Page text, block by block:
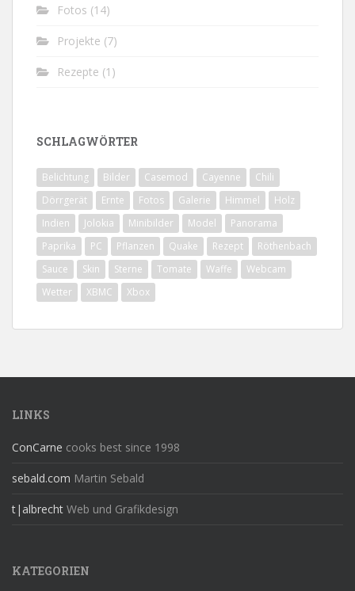
Fotos (14)
Projekte (7)
Rezepte (1)
SCHLAGWÖRTER
Belichtung Bilder Casemod Cayenne
Chili
Dörrgerät
Ernte Fotos Galerie Himmel
Holz
Indien
Jolokia Minibilder Model
Panorama
Paprika
PC Pflanzen Quake Rezept
Röthenbach
Sauce
Skin Sterne Tomate Waffe
Webcam
Wetter
XBMC Xbox
LINKS
ConCarne cooks best since 1998
sebald.com Martin Sebald
t|albrecht Web und Grafikdesign
KATEGORIEN